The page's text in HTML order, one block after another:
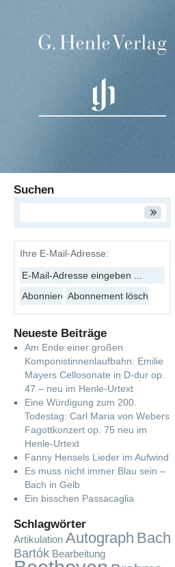
Suchen
Ihre E-Mail-Adresse:
Neueste Beiträge
Am Ende einer großen
Komponistinnenlaufbahn: Emilie
Mayers Cellosonate in D-dur op.
47 – neu im Henle-Urtext
Eine Würdigung zum 200.
Todestag: Carl Maria von Webers
Fagottkonzert op. 75 neu im
Henle-Urtext
Fanny Hensels Lieder im Aufwind
Es muss nicht immer Blau sein –
Bach in Gelb
Ein bisschen Passacaglia
Schlagwörter
Artikulation Autograph Bach
Bartók Bearbeitung